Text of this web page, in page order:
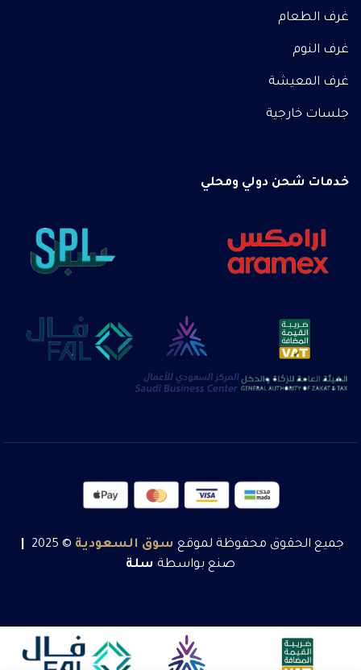
غرف الطعام
غرف النوم
غرف المعيشة
جلسات خارجية
خدمات شحن دولي ومحلي
جميع الحقوق محفوظة لموقع سوق السعودية © 2025
صنع بواسطة سلة